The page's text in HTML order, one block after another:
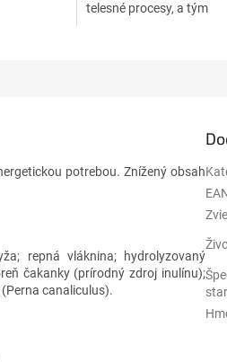
telesné procesy, a tým
potrebou. Znížený obsah
repná vláknina; hydrolyzovaný
čakanky (prírodný zdroj inulínu);
canaliculus).